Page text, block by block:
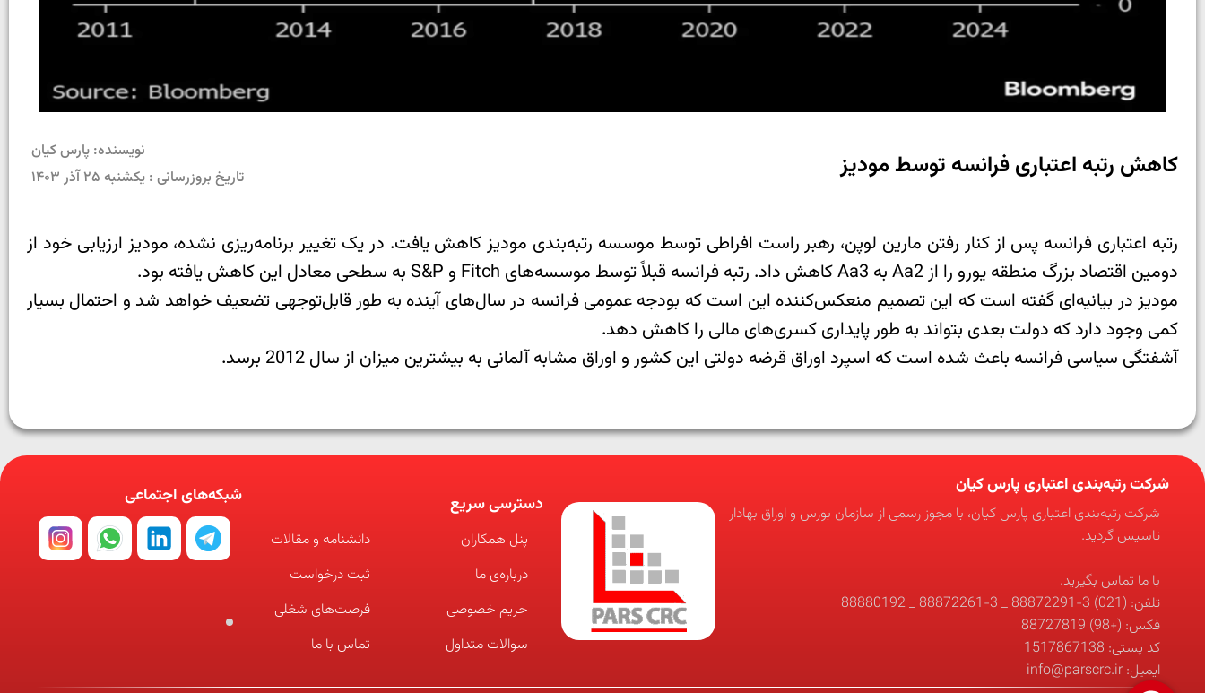
کاهش رتبه اعتباری فرانسه توسط مودیز
نویسنده: پارس کیان
تاریخ بروزرسانی : یکشنبه ۲۵ آذر ۱۴۰۳
رتبه اعتباری فرانسه پس از کنار رفتن مارین لوپن، رهبر راست افراطی توسط موسسه رتبه‌بندی مودیز کاهش یافت. در یک تغییر برنامه‌ریزی نشده، مودیز ارزیابی خود از
دومین اقتصاد بزرگ منطقه یورو را از Aa2 به Aa3 کاهش داد. رتبه فرانسه قبلاً توسط موسسه‌های Fitch و S&P به سطحی معادل این کاهش یافته بود.
مودیز در بیانیه‌ای گفته است که این تصمیم منعکس‌کننده این است که بودجه عمومی فرانسه در سال‌های آینده به طور قابل‌توجهی تضعیف خواهد شد و احتمال بسیار
کمی وجود دارد که دولت بعدی بتواند به طور پایداری کسری‌های مالی را کاهش دهد.
آشفتگی سیاسی فرانسه باعث شده است که اسپرد اوراق قرضه دولتی این کشور و اوراق مشابه آلمانی به بیشترین میزان از سال 2012 برسد.
شرکت رتبه‌بندی اعتباری پارس کیان
شرکت رتبه‌بندی اعتباری پارس کیان، با مجوز رسمی از سازمان بورس و اوراق بهادار
تاسیس گردید.
با ما تماس بگیرید.
تلفن: (021) 3-88872291 _ 3-88872261 _ 88880192
فکس: (+98) 88727819
کد پستی: 1517867138
ایمیل: info@parscrc.ir
دسترسی سریع
پنل همکاران
درباره‌ی ما
حریم خصوصی
سوالات متداول
دانشنامه و مقالات
ثبت درخواست
فرصت‌های شغلی
تماس با ما
شبکه‌های اجتماعی